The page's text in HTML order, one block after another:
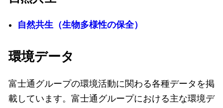
自然共生（生物多様性の保全）
環境データ
富士通グループの環境活動に関わる各種データを掲
載しています。富士通グループにおける主な環境デ